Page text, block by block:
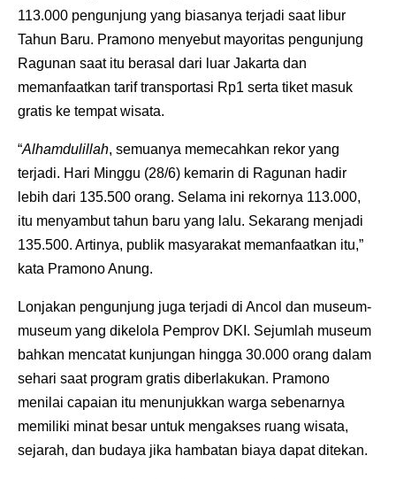
113.000 pengunjung yang biasanya terjadi saat libur
Tahun Baru. Pramono menyebut mayoritas pengunjung
Ragunan saat itu berasal dari luar Jakarta dan
memanfaatkan tarif transportasi Rp1 serta tiket masuk
gratis ke tempat wisata.
“Alhamdulillah, semuanya memecahkan rekor yang
terjadi. Hari Minggu (28/6) kemarin di Ragunan hadir
lebih dari 135.500 orang. Selama ini rekornya 113.000,
itu menyambut tahun baru yang lalu. Sekarang menjadi
135.500. Artinya, publik masyarakat memanfaatkan itu,”
kata Pramono Anung.
Lonjakan pengunjung juga terjadi di Ancol dan museum-
museum yang dikelola Pemprov DKI. Sejumlah museum
bahkan mencatat kunjungan hingga 30.000 orang dalam
sehari saat program gratis diberlakukan. Pramono
menilai capaian itu menunjukkan warga sebenarnya
memiliki minat besar untuk mengakses ruang wisata,
sejarah, dan budaya jika hambatan biaya dapat ditekan.